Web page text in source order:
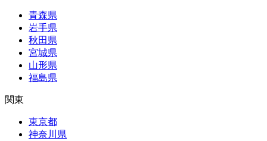
青森県
岩手県
秋田県
宮城県
山形県
福島県
関東
東京都
神奈川県